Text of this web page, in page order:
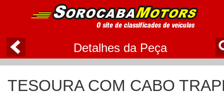
Detalhes da Peça
TESOURA COM CABO